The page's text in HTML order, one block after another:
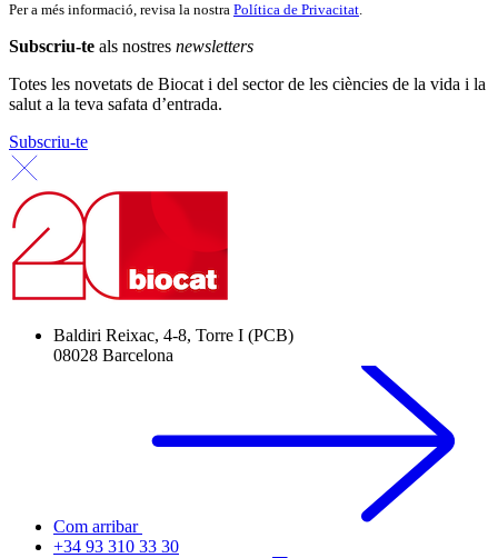
Per a més informació, revisa la nostra Política de Privacitat.
Subscriu-te als nostres newsletters
Totes les novetats de Biocat i del sector de les ciències de la vida i la
salut a la teva safata d’entrada.
Subscriu-te
Baldiri Reixac, 4-8, Torre I (PCB)
08028 Barcelona
Com arribar
+34 93 310 33 30